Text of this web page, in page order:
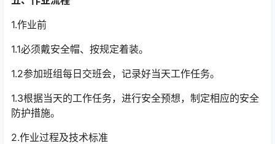
1.作业前
1.1必须戴安全帽、按规定着装。
1.2参加班组每日交班会，记录好当天工作任务。
1.3根据当天的工作任务，进行安全预想，制定相应的安全
防护措施。
2.作业过程及技术标准